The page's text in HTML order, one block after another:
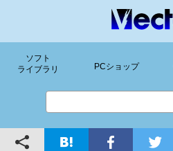
ソフト
ライブラリ
PCショップ